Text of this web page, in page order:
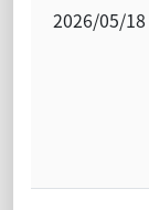
2026/05/18